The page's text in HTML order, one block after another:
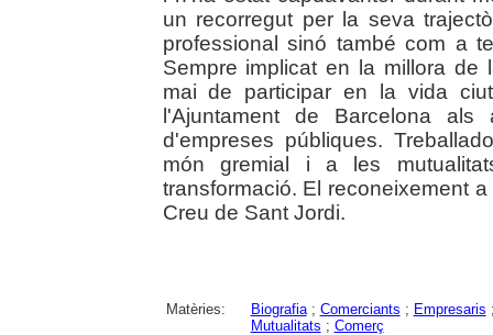
un recorregut per la seva
professional sinó també com a
Sempre implicat en la millora
mai de participar en la vida
l'Ajuntament de Barcelona
d'empreses públiques.
món gremial i a les
transformació. El reconeixement
Creu de Sant Jordi.
Matèries: Biografia; Comerciants ; Empresaris
Mutualitats ; Comerç